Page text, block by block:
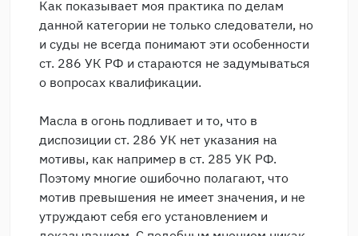
Как показывает моя практика по делам
данной категории не только следователи, но
и суды не всегда понимают эти особенности
ст. 286 УК РФ и стараются не задумываться
о вопросах квалификации.
Масла в огонь подливает и то, что в
диспозиции ст. 286 УК нет указания на
мотивы, как например в ст. 285 УК РФ.
Поэтому многие ошибочно полагают, что
мотив превышения не имеет значения, и не
утруждают себя его установлением и